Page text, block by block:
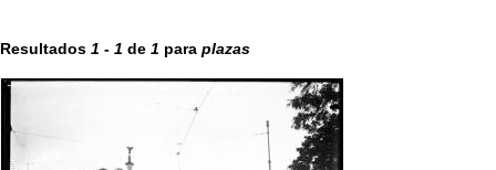
Resultados 1 - 1 de 1 para plazas